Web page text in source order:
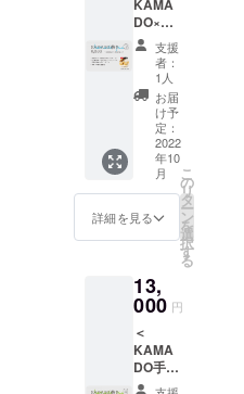
の上、
掲載）
※支援
時、必
ず備考
欄に掲
載を希
望され
るお名
前をご
い。 掲
載を希
合は、
「な
し」と
記載を
お願い
致しま
載を希
望され
ない場
合は、
「な
し」と
記載を
お願い
致しま
す。
カ
ラー：
ブラッ
ク） ・
お礼の
メッ
セージ
をメー
ルに
て、お
送り致
します
・サイ
て頂き
ます。
期間
（特に
定めが
ビシー
ル） ・
KAMA
DO×名
物かま
どの今
回だけ
ののし
を付け
て、お
送りさ
せて頂
きま
個入
り） 原
砂糖、
手亡
豆、小
麦粉、
KAMA
DO×名
物かま
ど
（チー
ズ）で
応援＞
・OUR
ART
PROJE
CTのロ
ゴス
テッ
カーを
す （サ
イズ：
直径約6
セン
チ・素
材：塩
ビシー
支援
者：
1人
お届
け予
定：
2022
年10
月
詳細を見る
こ
の
リ
タ
ー
ン
を
選
択
す
る
13,
000 円
＜
KAMA
DO手ぬ
ぐい×名